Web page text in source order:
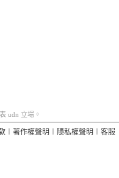
udn 立場。
著作權聲明 隱私權聲明 客服